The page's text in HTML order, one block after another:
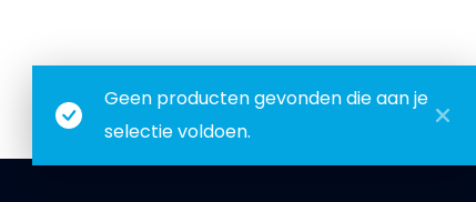
Geen producten gevonden die aan je
selectie voldoen.